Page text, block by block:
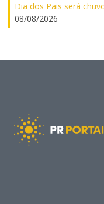
Dia dos Pais será
08/08/2026